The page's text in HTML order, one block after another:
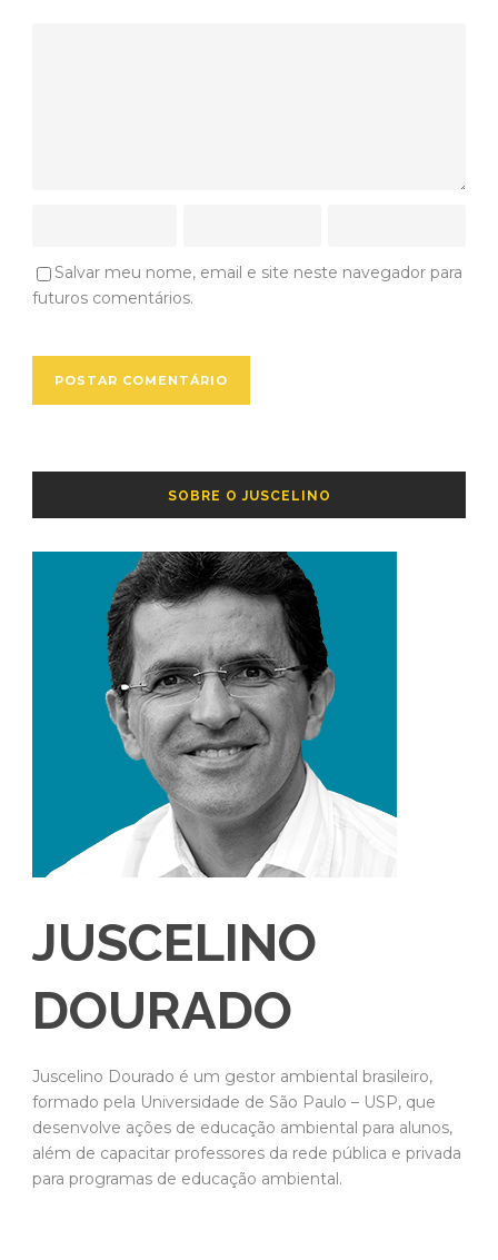
Salvar meu nome, email e site neste navegador para
futuros comentários.
SOBRE O JUSCELINO
JUSCELINO
DOURADO
Juscelino Dourado é um gestor ambiental brasileiro,
formado pela Universidade de São Paulo – USP, que
desenvolve ações de educação ambiental para alunos,
além de capacitar professores da rede pública e privada
para programas de educação ambiental.